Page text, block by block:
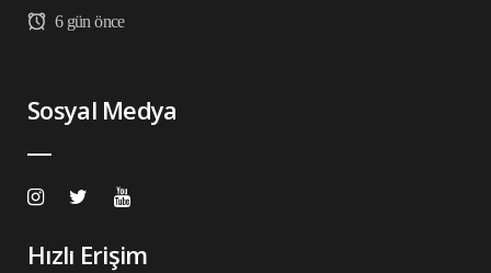
6 gün önce
Sosyal Medya
Hızlı Erişim